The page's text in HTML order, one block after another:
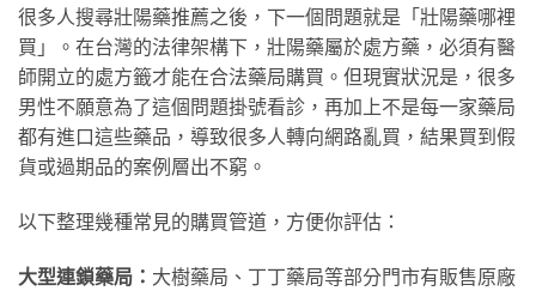
很多人搜尋壯陽藥推薦之後，下一個問題就是「壯陽藥哪裡
買」。在台灣的法律架構下，壯陽藥屬於處方藥，必須有醫
師開立的處方籤才能在合法藥局購買。但現實狀況是，很多
男性不願意為了這個問題掛號看診，再加上不是每一家藥局
都有進口這些藥品，導致很多人轉向網路亂買，結果買到假
貨或過期品的案例層出不窮。
以下整理幾種常見的購買管道，方便你評估：
大型連鎖藥局： 大樹藥局、丁丁藥局等部分門市有販售原廠